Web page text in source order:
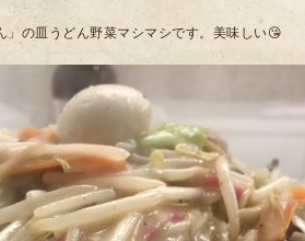
の皿うどん野菜マシマシです。美味しい😘